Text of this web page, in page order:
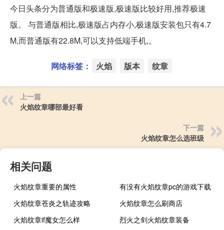
今日头条分为普通版和极速版,极速版比较好用,推荐极速
版。 与普通版相比,极速版占内存小,极速版安装包只有4.7
M,而普通版有22.8M,可以支持低端手机,。
网络标签： 火焰 版本 纹章
上一篇
火焰纹章哪部最好看
下一篇
火焰纹章怎么选班级
相关问题
火焰纹章重要的属性
有没有火焰纹章pc的游戏下载
火焰纹章苍炎之轨迹攻略
火焰纹章怎么刷商店
火焰纹章if魔女怎么样
烈火之剑火焰纹章装备